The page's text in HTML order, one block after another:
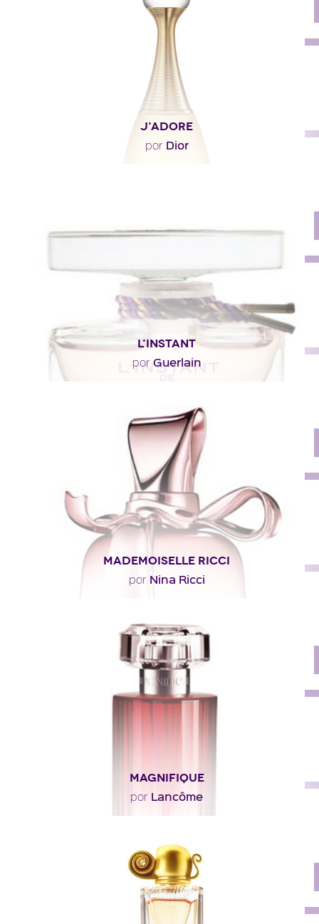
Descripción del perfume
J'ADORE
por Dior
L'INSTANT
por Guerlain
"Luminosa y frágil, la magnolia de China ocupa un lugar
privilegiado. A la vez carnal y..."
Descripción del perfume
MADEMOISELLE RICCI
por Nina Ricci
"Mademoiselle Ricci se inicia con un dúo de pimienta
rosa y gavanza. El corazón asocia notas de..."
Descripción del perfume
MAGNIFIQUE
por Lancôme
"Un perfume amaderado florido con un comienzo
especiado de azafrán. El corazón combina un ramo
de..."
Descripción del perfume